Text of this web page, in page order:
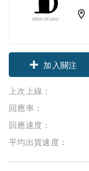
加入關注
上次上線：
回應率：
回應速度：
平均出貨速度：